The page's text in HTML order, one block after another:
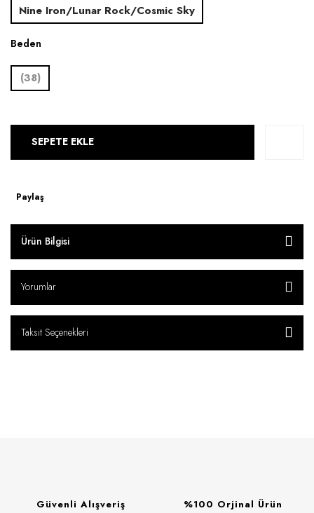
Nine Iron/Lunar Rock/Cosmic Sky
Beden
(38)
SEPETE EKLE
Paylaş
Ürün Bilgisi
Yorumlar
Taksit Seçenekleri
Güvenli Alışveriş %100 Orjinal Ürün